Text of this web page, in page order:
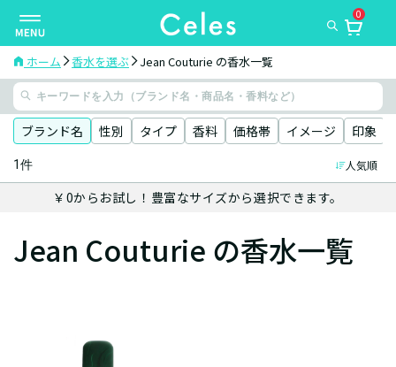
ナ
ビ
ゲ
ー
シ
ョ
ン
を
替
え
0
ホーム 香水を選ぶ Jean Couturie の香水一覧
ブランド名 性別 タイプ 香料 価格帯 イメージ 印象
1件 人気順
￥0からお試し！豊富なサイズから選択できます。
Jean Couturie の香水一覧